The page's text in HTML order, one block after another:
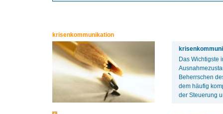
krisenkommunikation
Das Wichtigste
Beherrschen
dem häufig
der Steuerung